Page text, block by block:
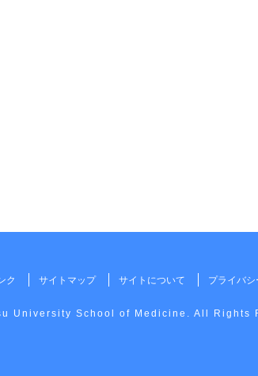
ク サイトマップ サイトについて プライバ
University School of Medicine. All Rights